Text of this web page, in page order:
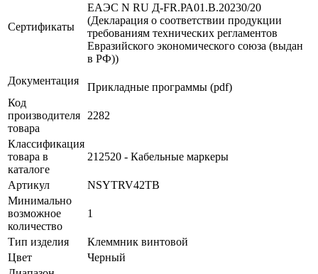
Сертификаты
ЕАЭС N RU Д-FR.РА01.В.20230/20
(Декларация о соответствии продукции
требованиям технических регламентов
Евразийского экономического союза (выдан
в РФ))
Документация
Прикладные программы (pdf)
Код
производителя
товара
2282
Классификация
товара в
каталоге
212520 - Кабельные маркеры
Артикул
NSYTRV42TB
Минимально
возможное
количество
1
Тип изделия
Клеммник винтовой
Цвет
Черный